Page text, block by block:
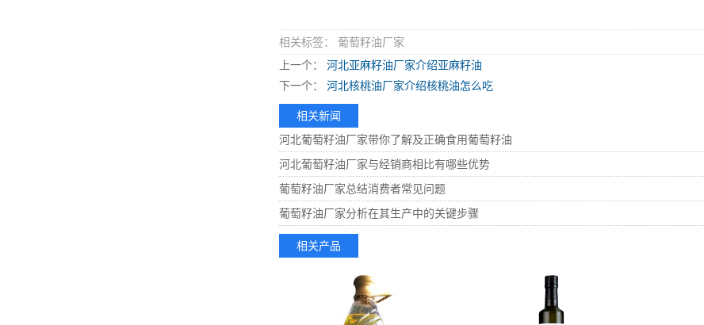
相关标签： 葡萄籽油厂家
上一个：
河北亚麻籽油厂家介绍亚麻籽油
下一个：
河北核桃油厂家介绍核桃油怎么吃
相关新闻
河北葡萄籽油厂家带你了解及正确食用葡萄籽油
河北葡萄籽油厂家与经销商相比有哪些优势
葡萄籽油厂家总结消费者常见问题
葡萄籽油厂家分析在其生产中的关键步骤
相关产品